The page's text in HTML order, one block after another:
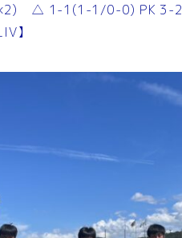
×2) △ 1-1(1-1/0-0) PK 3-2
】